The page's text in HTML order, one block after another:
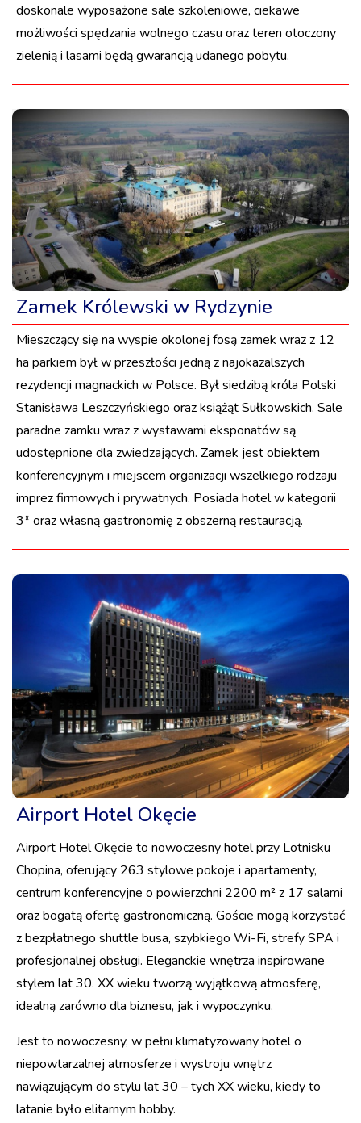
doskonale wyposażone sale szkoleniowe, ciekawe
możliwości spędzania wolnego czasu oraz teren otoczony
zielenią i lasami będą gwarancją udanego pobytu.
Zamek Królewski w Rydzynie
Mieszczący się na wyspie okolonej fosą zamek wraz z 12
ha parkiem był w przeszłości jedną z najokazalszych
rezydencji magnackich w Polsce. Był siedzibą króla Polski
Stanisława Leszczyńskiego oraz książąt Sułkowskich. Sale
paradne zamku wraz z wystawami eksponatów są
udostępnione dla zwiedzających. Zamek jest obiektem
konferencyjnym i miejscem organizacji wszelkiego rodzaju
imprez firmowych i prywatnych. Posiada hotel w kategorii
3* oraz własną gastronomię z obszerną restauracją.
Airport Hotel Okęcie
Airport Hotel Okęcie to nowoczesny hotel przy Lotnisku
Chopina, oferujący 263 stylowe pokoje i apartamenty,
centrum konferencyjne o powierzchni 2200 m² z 17 salami
oraz bogatą ofertę gastronomiczną. Goście mogą korzystać
z bezpłatnego shuttle busa, szybkiego Wi-Fi, strefy SPA i
profesjonalnej obsługi. Eleganckie wnętrza inspirowane
stylem lat 30. XX wieku tworzą wyjątkową atmosferę,
idealną zarówno dla biznesu, jak i wypoczynku.
Jest to nowoczesny, w pełni klimatyzowany hotel o
niepowtarzalnej atmosferze i wystroju wnętrz
nawiązującym do stylu lat 30 – tych XX wieku, kiedy to
latanie było elitarnym hobby.